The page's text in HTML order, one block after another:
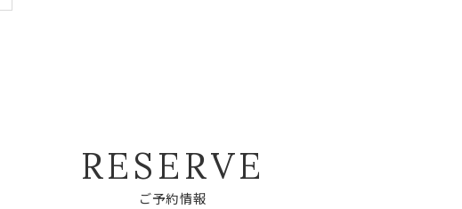
RESERVE
ご予約情報